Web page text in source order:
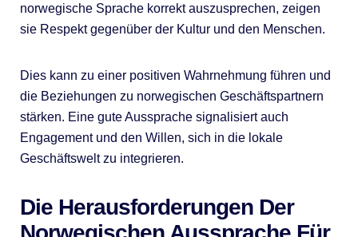
norwegische Sprache korrekt auszusprechen, zeigen
sie Respekt gegenüber der Kultur und den Menschen.
Dies kann zu einer positiven Wahrnehmung führen und
die Beziehungen zu norwegischen Geschäftspartnern
stärken. Eine gute Aussprache signalisiert auch
Engagement und den Willen, sich in die lokale
Geschäftswelt zu integrieren.
Die Herausforderungen Der